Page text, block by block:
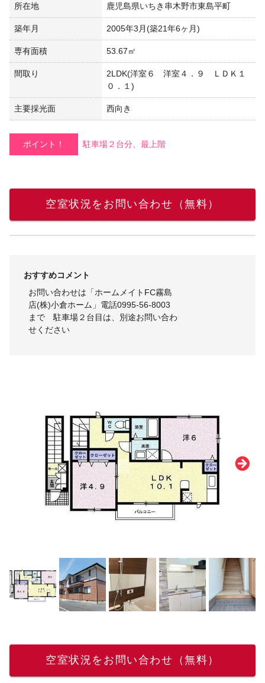
所在地 鹿児島県いちき串木野市東島平町
築年月 2005年3月(築21年6ヶ月)
専有面積 53.67㎡
間取り
2LDK(洋室６ 洋室４．９ ＬＤＫ１
０．１)
主要採光面 西向き
ポイント！ 駐車場２台分、最上階
空室状況をお問い合わせ（無料）
おすすめコメント
お問い合わせは「ホームメイトFC霧島
店(株)小倉ホーム」電話0995-56-8003
まで 駐車場２台目は、別途お問い合わ
せください
空室状況をお問い合わせ（無料）